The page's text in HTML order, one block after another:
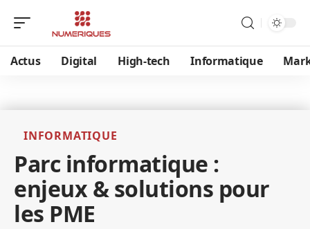
Actus Digital High-tech Informatique
INFORMATIQUE
Parc informatique :
enjeux & solutions pour
les PME